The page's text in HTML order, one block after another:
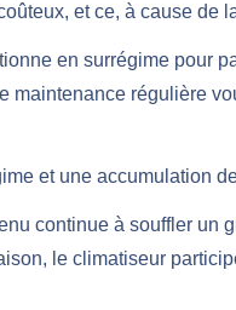
et ce, à cause de
en surrégime pour
maintenance régulière
et une accumulation
continue à souffler un
le climatiseur